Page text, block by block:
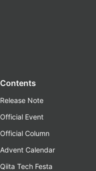
Contents
Release Note
Official Event
Official Column
Advent Calendar
Qiita Tech Festa